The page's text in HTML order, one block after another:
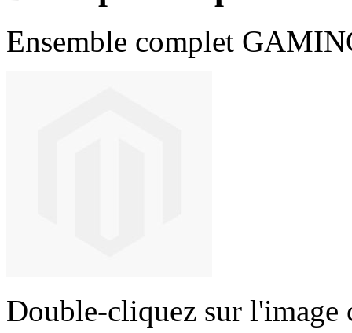
Ensemble complet
Double-cliquez sur l'image